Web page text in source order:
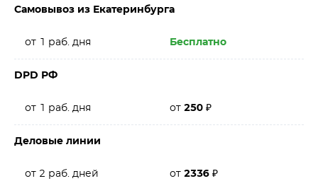
Самовывоз из Екатеринбурга
от 1 раб. дня Бесплатно
DPD РФ
от 1 раб. дня от 250 ₽
Деловые линии
от 2 раб. дней от 2336 ₽